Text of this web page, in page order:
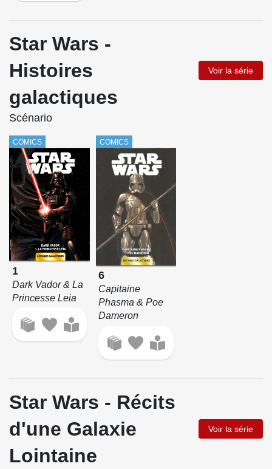
Star Wars -
Histoires
galactiques
Voir la série
Scénario
COMICS
1
Dark Vador & La
Princesse Leia
COMICS
6
Capitaine
Phasma & Poe
Dameron
Star Wars - Récits
d'une Galaxie
Lointaine
Voir la série